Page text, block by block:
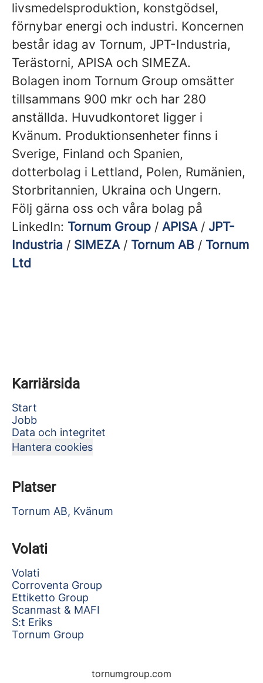
livsmedelsproduktion, konstgödsel,
förnybar energi och industri. Koncernen
består idag av Tornum, JPT-Industria,
Terästorni, APISA och SIMEZA.
Bolagen inom Tornum Group omsätter
tillsammans 900 mkr och har 280
anställda. Huvudkontoret ligger i
Kvänum. Produktionsenheter finns i
Sverige, Finland och Spanien,
dotterbolag i Lettland, Polen, Rumänien,
Storbritannien, Ukraina och Ungern.
Följ gärna oss och våra bolag på
LinkedIn: Tornum Group / APISA/ JPT-
Industria / SIMEZA/ Tornum AB / Tornum
Ltd
Karriärsida
Start
Jobb
Data och integritet
Hantera cookies
Platser
Tornum AB, Kvänum
Volati
Volati
Corroventa Group
Ettiketto Group
Scanmast & MAFI
S:t Eriks
Tornum Group
tornumgroup.com